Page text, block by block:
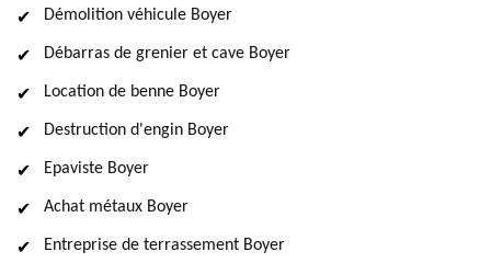
Démolition véhicule Boyer
Débarras de grenier et cave Boyer
Location de benne Boyer
Destruction d'engin Boyer
Epaviste Boyer
Achat métaux Boyer
Entreprise de terrassement Boyer